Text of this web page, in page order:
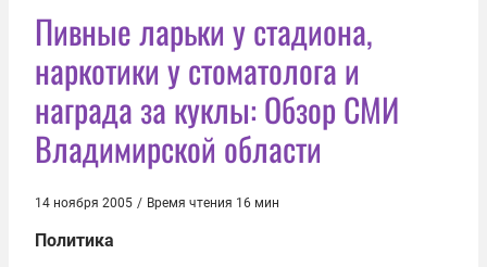
Пивные ларьки у стадиона,
наркотики у стоматолога и
награда за куклы: Обзор СМИ
Владимирской области
14 ноября 2005 / Время чтения 16 мин
Политика